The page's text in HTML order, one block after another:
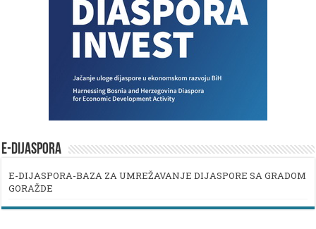
E-DIJASPORA
E-DIJASPORA-BAZA ZA UMREŽAVANJE DIJASPORE SA GRADOM
GORAŽDE